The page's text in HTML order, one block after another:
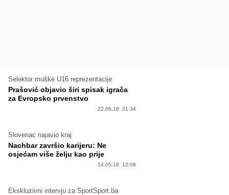
Selektor muške U16 reprezentacije
Prašović objavio širi spisak igrača
za Evropsko prvenstvo
22.06.18. 21:34
Slovenac najavio kraj
Nachbar završio karijeru: Ne
osjećam više želju kao prije
14.05.18. 12:08
Ekskluzivni intervju za SportSport.ba